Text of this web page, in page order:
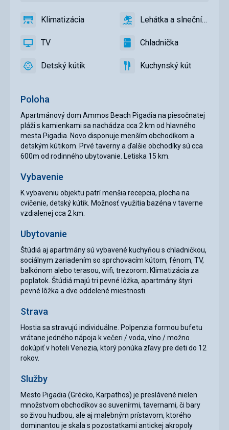
Poloha
Apartmánový dom Ammos Beach Pigadia na piesočnatej
pláži s kamienkami sa nachádza cca 2 km od hlavného
mesta Pigadia. Novo disponuje menším obchodíkom a
detským kútikom. Prvé taverny a ďalšie obchodíky sú cca
600m od rodinného ubytovanie. Letiska 15 km.
Vybavenie
K vybaveniu objektu patrí menšia recepcia, plocha na
cvičenie, detský kútik. Možnosť využitia bazéna v taverne
vzdialenej cca 2 km.
Ubytovanie
Štúdiá aj apartmány sú vybavené kuchyňou s chladničkou,
sociálnym zariadením so sprchovacím kútom, fénom, TV,
balkónom alebo terasou, wifi, trezorom. Klimatizácia za
poplatok. Štúdiá majú tri pevné lôžka, apartmány štyri
pevné lôžka a dve oddelené miestnosti.
Strava
Hostia sa stravujú individuálne. Polpenzia formou bufetu
vrátane jedného nápoja k večeri / voda, víno / možno
dokúpiť v hoteli Venezia, ktorý ponúka zľavy pre deti do 12
rokov.
Služby
Mesto Pigadia (Grécko, Karpathos) je preslávené nielen
množstvom obchodíkov so suvenírmi, tavernami, či bary
so živou hudbou, ale aj malebným prístavom, ktorého
dominantou je skala s pozostatkami antickej akropoly
Klimatizácia
Klimatizácia
áno
Lehátka
slnečníky
pláži
Lehátka a slnečníky na
áno
TV TV
áno Chladnička
Chladnička
áno
DetskýDetský kútik
áno
Kuchynský
Kuchynský kút
áno